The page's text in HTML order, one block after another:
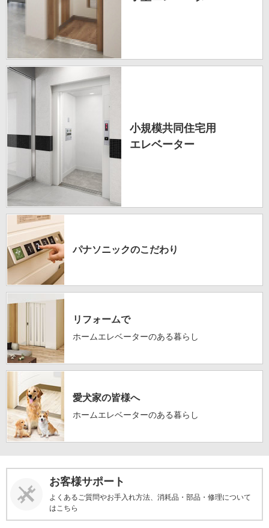
小規模共同住宅用
エレベーター
パナソニックのこだわり
リフォームで
ホームエレベーターのある暮らし
愛犬家の皆様へ
ホームエレベーターのある暮らし
お客様サポート
よくあるご質問やお手入れ方法、消耗品・部品・修理について
はこちら